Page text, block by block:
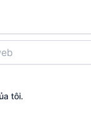
tôi.